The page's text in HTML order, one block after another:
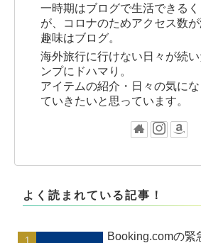
一時期はブログで生活できる
が、コロナのためアクセス数が
趣味はブログ。
海外旅行に行けない日々が続
ンプにドハマり。
アイテムの紹介・日々の気に
ていきたいと思っています。
よく読まれている記事！
Booking.comの緊